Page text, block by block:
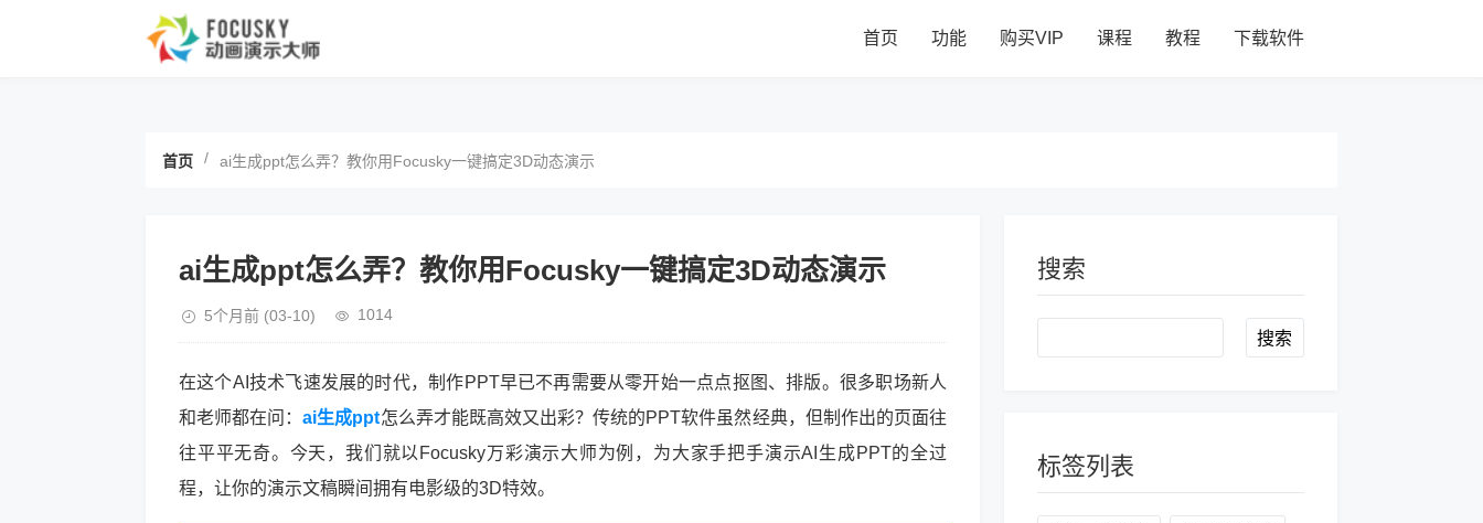
首页 功能 购买VIP 课程 教程 下载软件
首页 / ai生成ppt怎么弄？教你用Focusky一键搞定3D动态演示
ai生成ppt怎么弄？教你用Focusky一键搞定3D动态演示
5个月前 (03-10) 1014
在这个AI技术飞速发展的时代，制作PPT早已不再需要从零开始一点点抠图、排版。很多职场新人
和老师都在问：ai生成ppt怎么弄才能既高效又出彩？传统的PPT软件虽然经典，但制作出的页面往
往平平无奇。今天，我们就以Focusky万彩演示大师为例，为大家手把手演示AI生成PPT的全过
程，让你的演示文稿瞬间拥有电影级的3D特效。
搜索
Search
标签列表